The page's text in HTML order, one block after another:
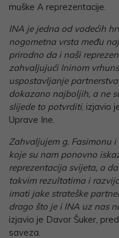
muške A reprezentacije.
INA je jedna od vodećih
nogometna vrsta među
prirodno da i naši
zahvaljujući Ininom
uspostavljanje
dokazano najboljih, a ne
slijede to potvrditi, izjavio
Uprave Ine.
Zahvaljujem g. Fasimonu
koje su nam ponovno
reprezentacija svijeta, a
takvim rezultatima i
imati jake strateške
drago što je i INA uz nas
izjavio je Davor Šuker,
saveza.